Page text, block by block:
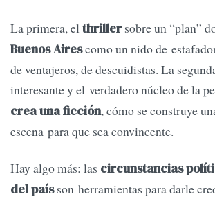
La primera, elthriller sobre un “plan”
Buenos Airescomo un nido de
de ventajeros, de descuidistas. La
interesante y el verdadero núcleo de la
crea una ficción, cómo se construye
escena para que sea convincente.
Hay algo más: las circunstancias
del paísson herramientas para darle